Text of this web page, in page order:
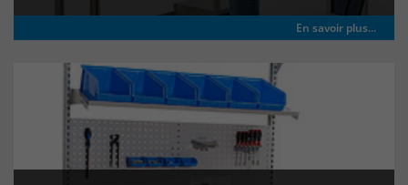
En savoir plus...
Laufzeit wenige Sekunden
Zweck
Das Cookie wird gesetzt um zu
überprüfen ob der Browser erlaubt
Cookies zu setzen. Es wird direkt nach
demTest wieder gelöscht.